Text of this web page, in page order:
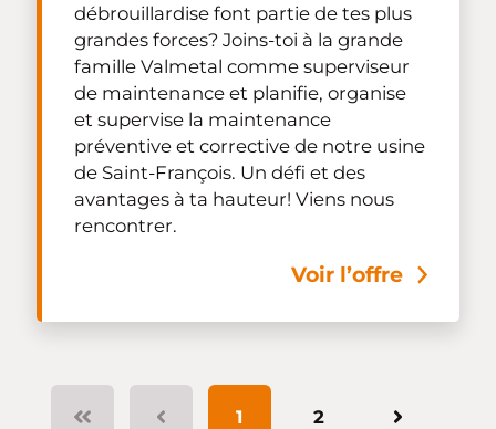
débrouillardise font partie de tes plus
grandes forces? Joins-toi à la grande
famille Valmetal comme superviseur
de maintenance et planifie, organise
et supervise la maintenance
préventive et corrective de notre usine
de Saint-François. Un défi et des
avantages à ta hauteur! Viens nous
rencontrer.
Voir l’offre
1 2